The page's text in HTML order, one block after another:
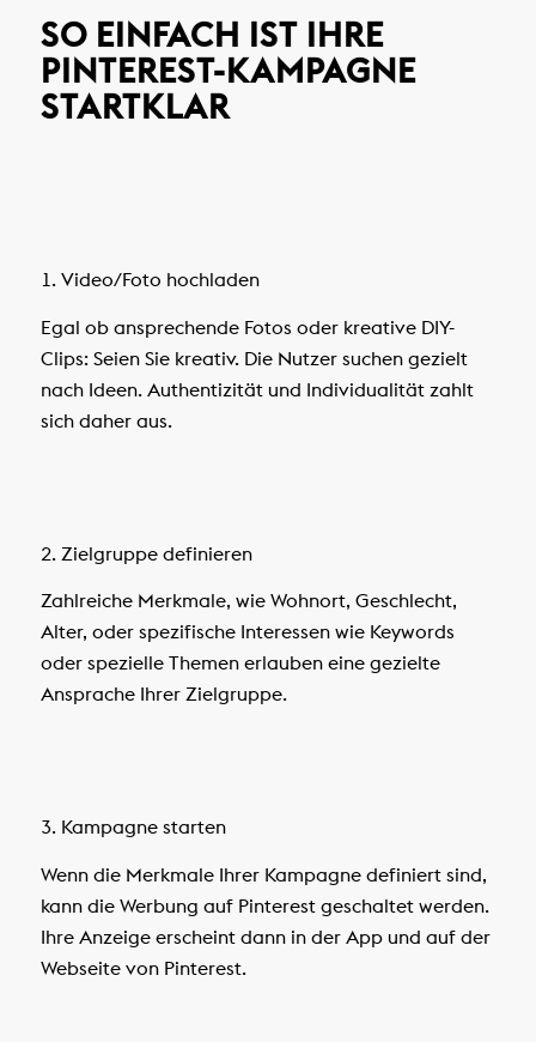
SO EINFACH IST IHRE
PINTEREST-KAMPAGNE
STARTKLAR
1. Video/Foto hochladen
Egal ob ansprechende Fotos oder kreative DIY-
Clips: Seien Sie kreativ. Die Nutzer suchen gezielt
nach Ideen. Authentizität und Individualität zahlt
sich daher aus.
2. Zielgruppe definieren
Zahlreiche Merkmale, wie Wohnort, Geschlecht,
Alter, oder spezifische Interessen wie Keywords
oder spezielle Themen erlauben eine gezielte
Ansprache Ihrer Zielgruppe.
3. Kampagne starten
Wenn die Merkmale Ihrer Kampagne definiert sind,
kann die Werbung auf Pinterest geschaltet werden.
Ihre Anzeige erscheint dann in der App und auf der
Webseite von Pinterest.